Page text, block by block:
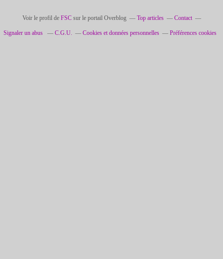
Voir le profil de FSCsur le portail Overblog Top articles Contact
Signaler un abus C.G.U. Cookies et données personnelles Préférences cookies